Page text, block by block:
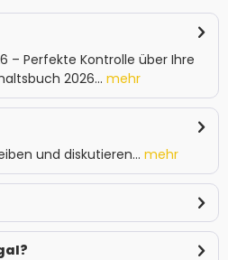
– Perfekte Kontrolle über Ihre
2026... mehr
und diskutieren... mehr